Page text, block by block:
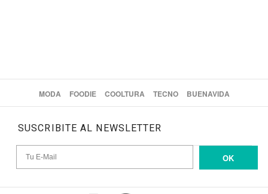
MODA FOODIE COOLTURA TECNO BUENAVIDA
SUSCRIBITE AL NEWSLETTER
OK